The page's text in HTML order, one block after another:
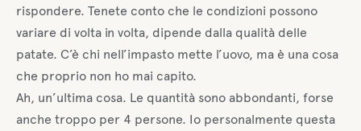
rispondere. Tenete conto che le condizioni possono
variare di volta in volta, dipende dalla qualità delle
patate. C’è chi nell’impasto mette l’uovo, ma è una cosa
che proprio non ho mai capito.
Ah, un’ultima cosa. Le quantità sono abbondanti, forse
anche troppo per 4 persone. Io personalmente questa